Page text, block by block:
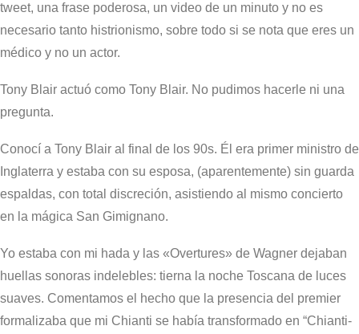
tweet, una frase poderosa, un video de un minuto y no es
necesario tanto histrionismo, sobre todo si se nota que eres un
médico y no un actor.
Tony Blair actuó como Tony Blair. No pudimos hacerle ni una
pregunta.
Conocí a Tony Blair al final de los 90s. Él era primer ministro de
Inglaterra y estaba con su esposa, (aparentemente) sin guarda
espaldas, con total discreción, asistiendo al mismo concierto
en la mágica San Gimignano.
Yo estaba con mi hada y las «Overtures» de Wagner dejaban
huellas sonoras indelebles: tierna la noche Toscana de luces
suaves. Comentamos el hecho que la presencia del premier
formalizaba que mi Chianti se había transformado en “Chianti-